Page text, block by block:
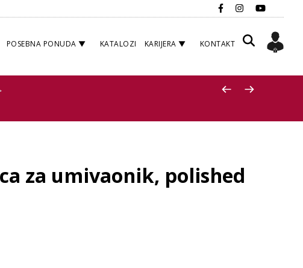
POSEBNA PONUDA KATALOZI KARIJERA KONTAKT
za umivaonik, polished